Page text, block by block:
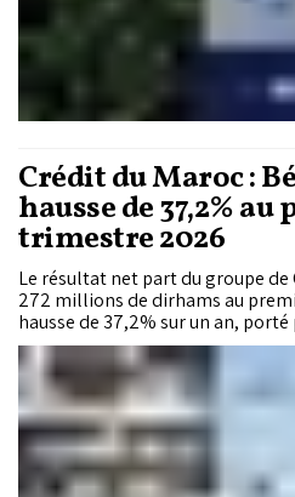
Crédit du Maroc :
hausse de 37,2%
trimestre 2026
Le résultat net part du groupe
272 millions de dirhams au
hausse de 37,2% sur un an,
l’activité commerciale, la
l’amélioration du coût du risque.